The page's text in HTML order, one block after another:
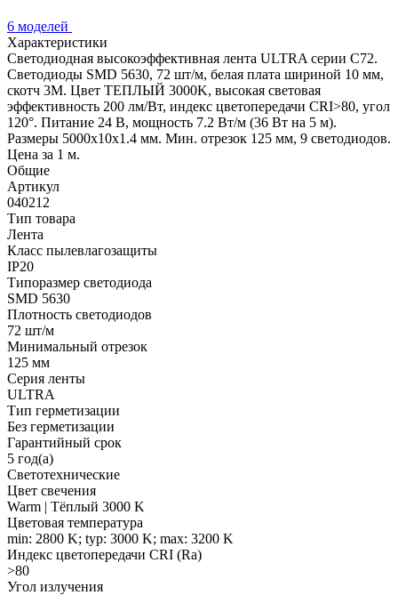
6 моделей
Характеристики
Светодиодная высокоэффективная лента ULTRA серии C72.
Светодиоды SMD 5630, 72 шт/м, белая плата шириной 10 мм,
скотч 3M. Цвет ТЕПЛЫЙ 3000K, высокая световая
эффективность 200 лм/Вт, индекс цветопередачи CRI>80, угол
120°. Питание 24 В, мощность 7.2 Вт/м (36 Вт на 5 м).
Размеры 5000x10x1.4 мм. Мин. отрезок 125 мм, 9 светодиодов.
Цена за 1 м.
Общие
Артикул
040212
Тип товара
Лента
Класс пылевлагозащиты
IP20
Типоразмер светодиода
SMD 5630
Плотность светодиодов
72 шт/м
Минимальный отрезок
125 мм
Серия ленты
ULTRA
Тип герметизации
Без герметизации
Гарантийный срок
5 год(а)
Светотехнические
Цвет свечения
Warm | Тёплый 3000 K
Цветовая температура
min: 2800 K; typ: 3000 K; max: 3200 K
Индекс цветопередачи CRI (Ra)
>80
Угол излучения